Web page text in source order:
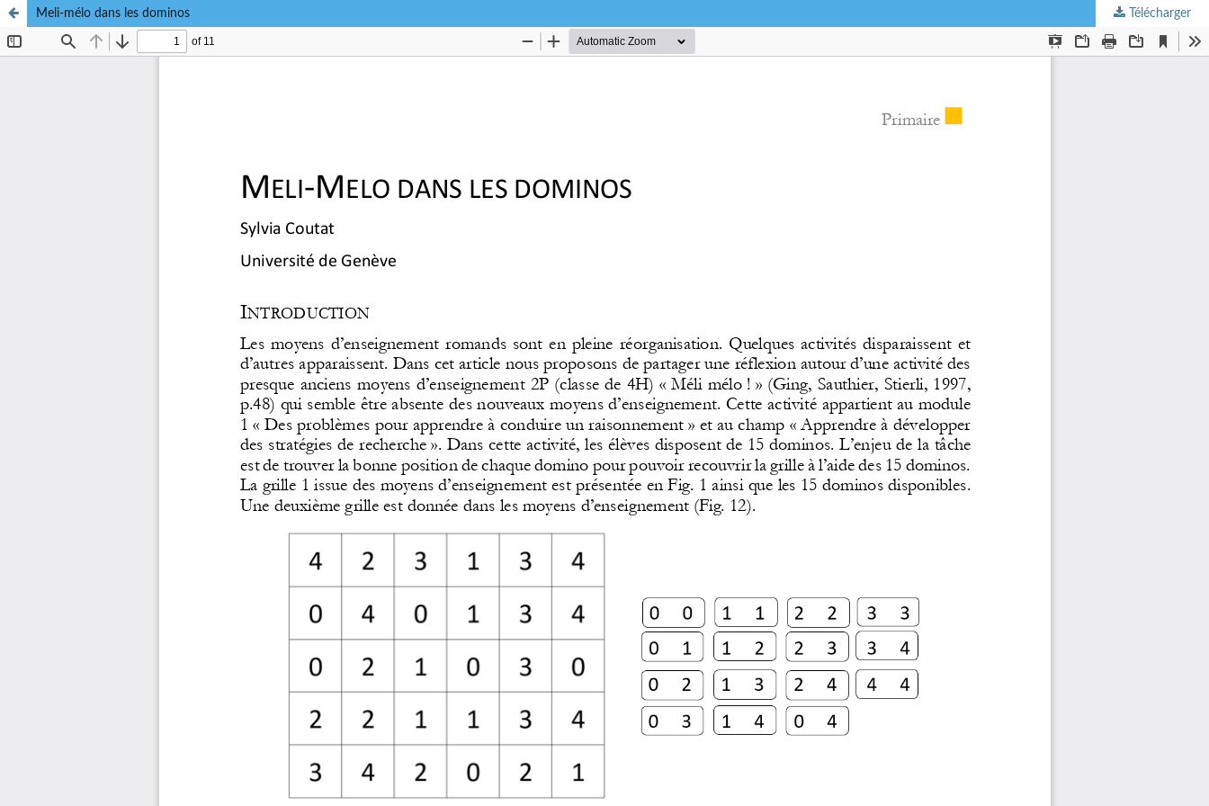
Meli-mélo dans les dominos Télécharger